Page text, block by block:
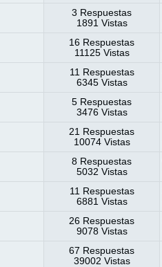
3 Respuestas
1891 Vistas
16 Respuestas
11125 Vistas
11 Respuestas
6345 Vistas
5 Respuestas
3476 Vistas
21 Respuestas
10074 Vistas
8 Respuestas
5032 Vistas
11 Respuestas
6881 Vistas
26 Respuestas
9078 Vistas
67 Respuestas
39002 Vistas